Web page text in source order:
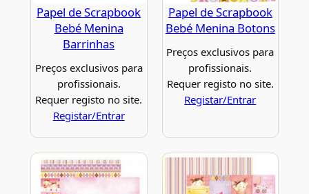
Papel de Scrapbook
Bebé Menina
Barrinhas
Preços exclusivos para
profissionais.
Requer registo no site.
Registar/Entrar
Papel de Scrapbook
Bebé Menina Botons
Preços exclusivos para
profissionais.
Requer registo no site.
Registar/Entrar